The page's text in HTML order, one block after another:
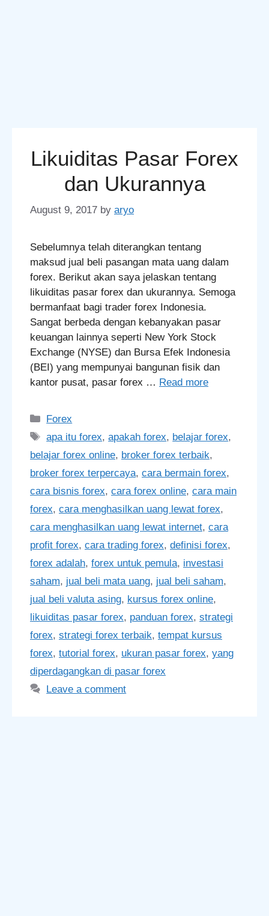
Likuiditas Pasar Forex
dan Ukurannya
August 9, 2017 by aryo
Sebelumnya telah diterangkan tentang
maksud jual beli pasangan mata uang dalam
forex. Berikut akan saya jelaskan tentang
likuiditas pasar forex dan ukurannya. Semoga
bermanfaat bagi trader forex Indonesia.
Sangat berbeda dengan kebanyakan pasar
keuangan lainnya seperti New York Stock
Exchange (NYSE) dan Bursa Efek Indonesia
(BEI) yang mempunyai bangunan fisik dan
kantor pusat, pasar forex … Read more
Categories
Forex
Tags
apa itu forex,apakah forex, belajar forex,
belajar forex online, broker forex terbaik,
broker forex terpercaya, cara bermain forex,
cara bisnis forex, cara forex online, cara main
forex, cara menghasilkan uang lewat forex,
cara menghasilkan uang lewat internet, cara
profit forex, cara trading forex, definisi forex,
forex adalah, forex untuk pemula, investasi
saham, jual beli mata uang, jual beli saham,
jual beli valuta asing, kursus forex online,
likuiditas pasar forex, panduan forex, strategi
forex, strategi forex terbaik, tempat kursus
forex, tutorial forex, ukuran pasar forex, yang
diperdagangkan di pasar forex
Leave a comment